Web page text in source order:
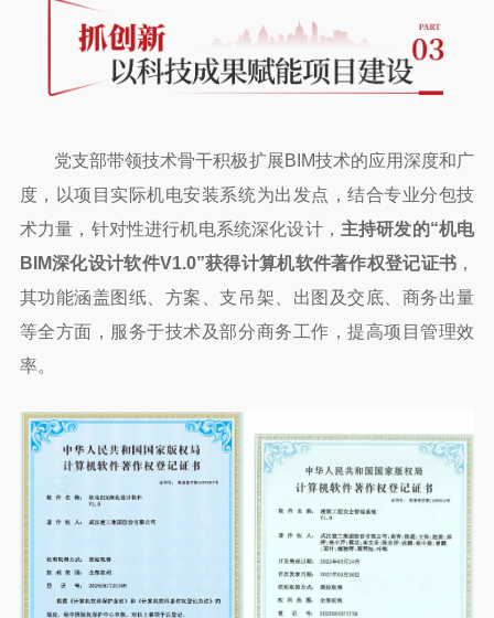
党支部带领技术骨干积极扩展BIM技术的应用深度和广
度，以项目实际机电安装系统为出发点，结合专业分包技
术力量，针对性进行机电系统深化设计， 主持研发的“机电
BIM深化设计软件V1.0”获得计算机软件著作权登记证书 ，
其功能涵盖图纸、方案、支吊架、出图及交底、商务出量
等全方面，服务于技术及部分商务工作，提高项目管理效
率。